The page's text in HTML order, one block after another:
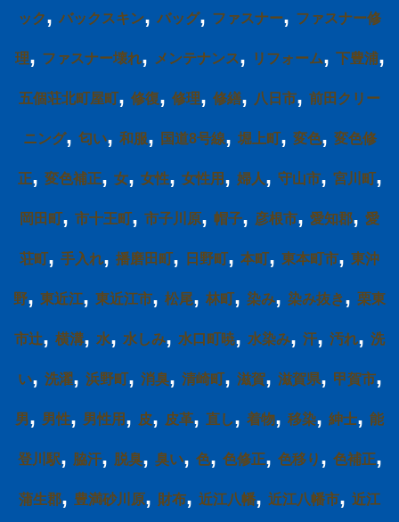
ック, バックスキン, バッグ, ファスナー, ファスナー修
理, ファスナー壊れ, メンテナンス, リフォーム, 下豊浦,
五個荘北町屋町, 修復, 修理, 修繕, 八日市, 前田クリー
ニング, 匂い, 和服, 国道8号線, 堀上町, 変色, 変色修
正, 変色補正, 女, 女性, 女性用 , 婦人, 守山市, 宮川町,
岡田町, 市十王町, 市子川原, 帽子, 彦根市, 愛知郡, 愛
荘町, 手入れ, 播磨田町, 日野町, 本町, 東本町市, 東沖
野, 東近江, 東近江市, 松尾, 林町, 染み, 染み抜き, 栗東
市辻, 横溝, 水, 水しみ, 水口町暁, 水染み, 汗, 汚れ, 洗
い, 洗濯, 浜野町, 消臭, 清崎町, 滋賀, 滋賀県, 甲賀市,
男, 男性, 男性用 , 皮, 皮革, 直し, 着物, 移染, 紳士, 能
登川駅, 脇汗, 脱臭, 臭い, 色, 色修正, 色移り , 色補正,
蒲生郡, 豊満砂川原, 財布, 近江八幡, 近江八幡市, 近江